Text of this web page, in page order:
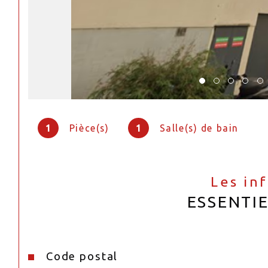
1 Pièce(s) 1 Salle(s) de bain
Les
Caractéristiques Valeurs
Code postal